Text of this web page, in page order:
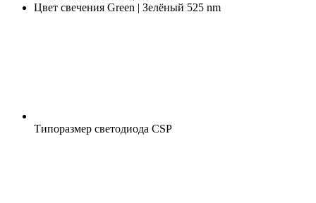
Цвет свечения Green | Зелёный 525 nm
Типоразмер светодиода CSP